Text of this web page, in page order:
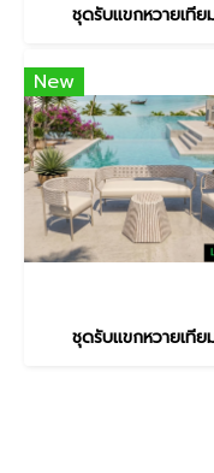
ชุดรับแขกหวายเทีย
New
ชุดรับแขกหวายเทีย